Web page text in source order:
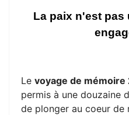
La paix n'est pas
Le voyage de mémoire
permis à une douzaine
de plonger au coeur de